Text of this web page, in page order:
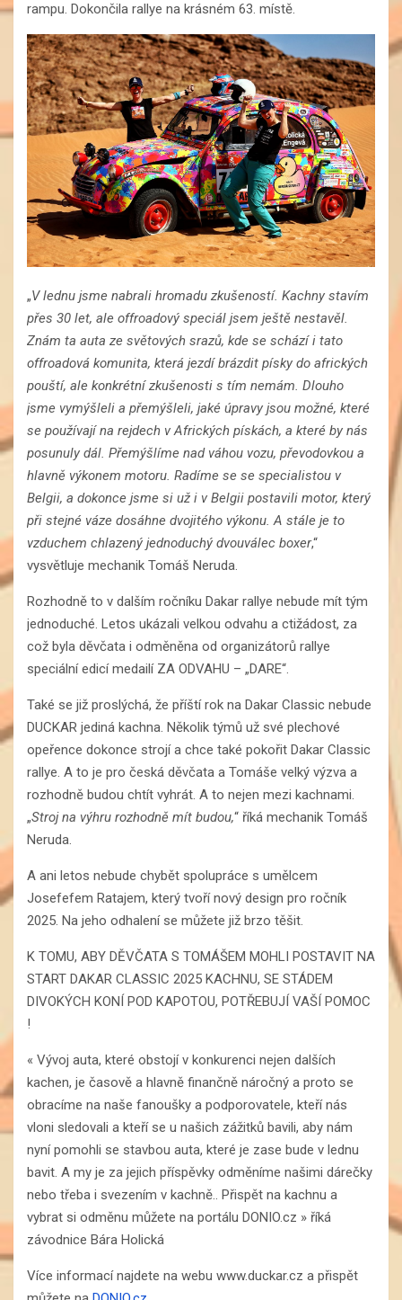
rampu. Dokončila rallye na krásném 63. místě.
„V lednu jsme nabrali hromadu zkušeností. Kachny stavím
přes 30 let, ale offroadový speciál jsem ještě nestavěl.
Znám ta auta ze světových srazů, kde se schází i tato
offroadová komunita, která jezdí brázdit písky do afrických
pouští, ale konkrétní zkušenosti s tím nemám. Dlouho
jsme vymýšleli a přemýšleli, jaké úpravy jsou možné, které
se používají na rejdech v Afrických pískách, a které by nás
posunuly dál. Přemýšlíme nad váhou vozu, převodovkou a
hlavně výkonem motoru. Radíme se se specialistou v
Belgii, a dokonce jsme si už i v Belgii postavili motor, který
při stejné váze dosáhne dvojitého výkonu. A stále je to
vzduchem chlazený jednoduchý dvouválec boxer,“
vysvětluje mechanik Tomáš Neruda.
Rozhodně to v dalším ročníku Dakar rallye nebude mít tým
jednoduché. Letos ukázali velkou odvahu a ctižádost, za
což byla děvčata i odměněna od organizátorů rallye
speciální edicí medailí ZA ODVAHU – „DARE“.
Také se již proslýchá, že příští rok na Dakar Classic nebude
DUCKAR jediná kachna. Několik týmů už své plechové
opeřence dokonce strojí a chce také pokořit Dakar Classic
rallye. A to je pro česká děvčata a Tomáše velký výzva a
rozhodně budou chtít vyhrát. A to nejen mezi kachnami.
„Stroj na výhru rozhodně mít budou,“ říká mechanik Tomáš
Neruda.
A ani letos nebude chybět spolupráce s umělcem
Josefefem Ratajem, který tvoří nový design pro ročník
2025. Na jeho odhalení se můžete již brzo těšit.
K TOMU, ABY DĚVČATA S TOMÁŠEM MOHLI POSTAVIT NA
START DAKAR CLASSIC 2025 KACHNU, SE STÁDEM
DIVOKÝCH KONÍ POD KAPOTOU, POTŘEBUJÍ VAŠÍ POMOC
!
« Vývoj auta, které obstojí v konkurenci nejen dalších
kachen, je časově a hlavně finančně náročný a proto se
obracíme na naše fanoušky a podporovatele, kteří nás
vloni sledovali a kteří se u našich zážitků bavili, aby nám
nyní pomohli se stavbou auta, které je zase bude v lednu
bavit. A my je za jejich příspěvky odměníme našimi dárečky
nebo třeba i svezením v kachně.. Přispět na kachnu a
vybrat si odměnu můžete na portálu DONIO.cz » říká
závodnice Bára Holická
Více informací najdete na webu www.duckar.cz a přispět